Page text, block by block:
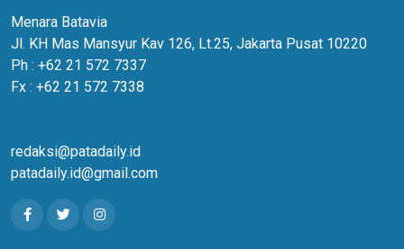
Menara Batavia
Jl. KH Mas Mansyur Kav 126, Lt.25, Jakarta Pusat 10220
Ph : +62 21 572 7337
Fx : +62 21 572 7338
redaksi@patadaily.id
patadaily.id@gmail.com